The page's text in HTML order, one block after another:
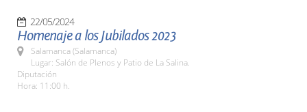
22/05/2024
Homenaje a los Jubilados 2023
Salamanca (Salamanca)
Lugar: Salón de Plenos y Patio de La Salina.
Diputación
Hora: 11:00 h.